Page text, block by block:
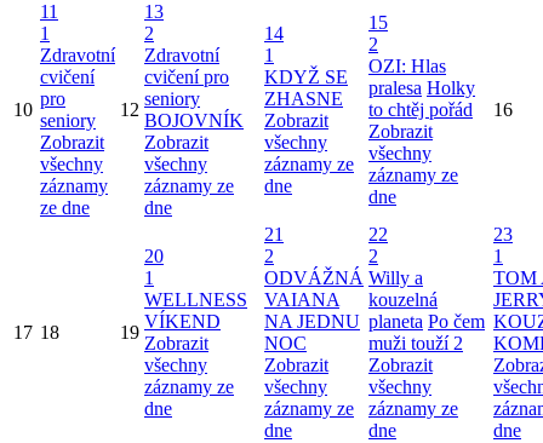
10
11
1
Zdravotní
cvičení
pro
seniory
Zobrazit
všechny
záznamy
ze dne
12
13
2
Zdravotní
cvičení pro
seniory
BOJOVNÍK
Zobrazit
všechny
záznamy ze
dne
14
1
KDYŽ SE
ZHASNE
Zobrazit
všechny
záznamy ze
dne
15
2
OZI: Hlas
pralesa Holky
to chtěj pořád
Zobrazit
všechny
záznamy ze
dne
16
17 18 19
20
1
WELLNESS
VÍKEND
Zobrazit
všechny
záznamy ze
dne
21
2
ODVÁŽNÁ
VAIANA
NA JEDNU
NOC
Zobrazit
všechny
záznamy ze
dne
22
2
Willy a
kouzelná
planeta Po čem
muži touží 2
Zobrazit
všechny
záznamy ze
dne
23
1
TOM
dne